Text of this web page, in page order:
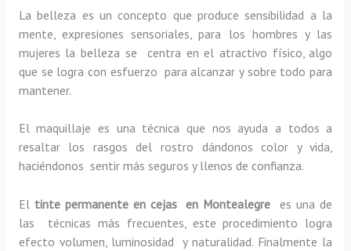
La belleza es un concepto que produce sensibilidad a la
mente, expresiones sensoriales, para los hombres y las
mujeres la belleza se centra en el atractivo físico, algo
que se logra con esfuerzo para alcanzar y sobre todo para
mantener.
El maquillaje es una técnica que nos ayuda a todos a
resaltar los rasgos del rostro dándonos color y vida,
haciéndonos sentir más seguros y llenos de confianza.
El tinte permanente en cejas en Montealegre es una de
las técnicas más frecuentes, este procedimiento logra
efecto volumen, luminosidad y naturalidad. Finalmente la